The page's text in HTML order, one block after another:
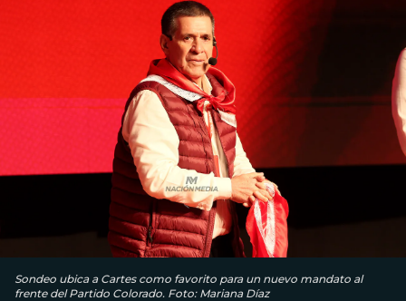
Sondeo ubica a Cartes como favorito para un nuevo mandato al
frente del Partido Colorado. Foto: Mariana Díaz